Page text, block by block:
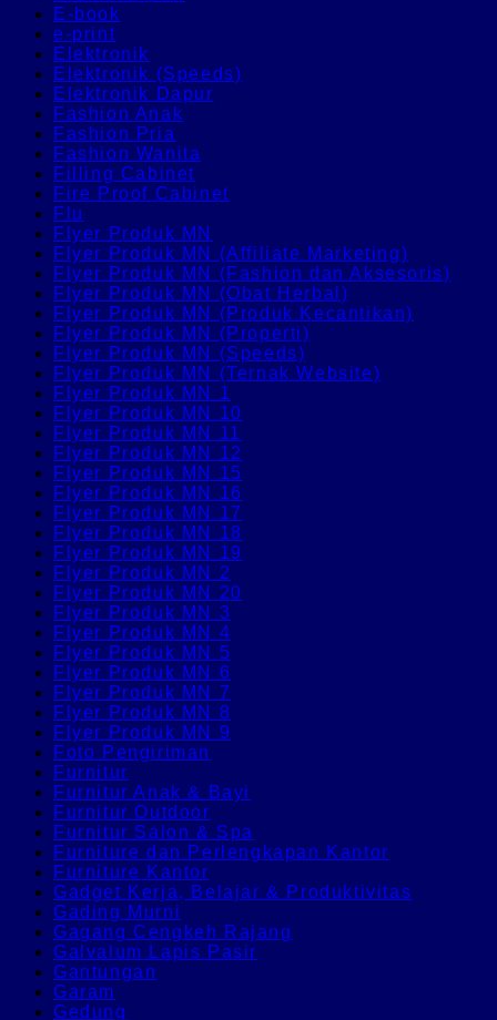
E-book
e-print
Elektronik
Elektronik (Speeds)
Elektronik Dapur
Fashion Anak
Fashion Pria
Fashion Wanita
Filling Cabinet
Fire Proof Cabinet
Flu
Flyer Produk MN
Flyer Produk MN (Affiliate Marketing)
Flyer Produk MN (Fashion dan Aksesoris)
Flyer Produk MN (Obat Herbal)
Flyer Produk MN (Produk Kecantikan)
Flyer Produk MN (Properti)
Flyer Produk MN (Speeds)
Flyer Produk MN (Ternak Website)
Flyer Produk MN 1
Flyer Produk MN 10
Flyer Produk MN 11
Flyer Produk MN 12
Flyer Produk MN 15
Flyer Produk MN 16
Flyer Produk MN 17
Flyer Produk MN 18
Flyer Produk MN 19
Flyer Produk MN 2
Flyer Produk MN 20
Flyer Produk MN 3
Flyer Produk MN 4
Flyer Produk MN 5
Flyer Produk MN 6
Flyer Produk MN 7
Flyer Produk MN 8
Flyer Produk MN 9
Foto Pengiriman
Furnitur
Furnitur Anak & Bayi
Furnitur Outdoor
Furnitur Salon & Spa
Furniture dan Perlengkapan Kantor
Furniture Kantor
Gadget Kerja, Belajar & Produktivitas
Gading Murni
Gagang Cengkeh Rajang
Galvalum Lapis Pasir
Gantungan
Garam
Gedung